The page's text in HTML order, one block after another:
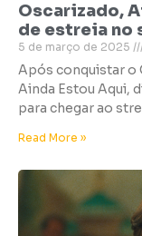
Oscarizado,
de estreia no
5 de março de 2025
Após conquistar o
Ainda Estou Aqui,
para chegar ao
Read More »